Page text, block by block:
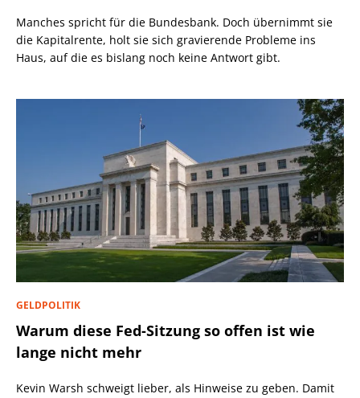
Manches spricht für die Bundesbank. Doch übernimmt sie
die Kapitalrente, holt sie sich gravierende Probleme ins
Haus, auf die es bislang noch keine Antwort gibt.
GELDPOLITIK
Warum diese Fed-Sitzung so offen ist wie
lange nicht mehr
Kevin Warsh schweigt lieber, als Hinweise zu geben. Damit